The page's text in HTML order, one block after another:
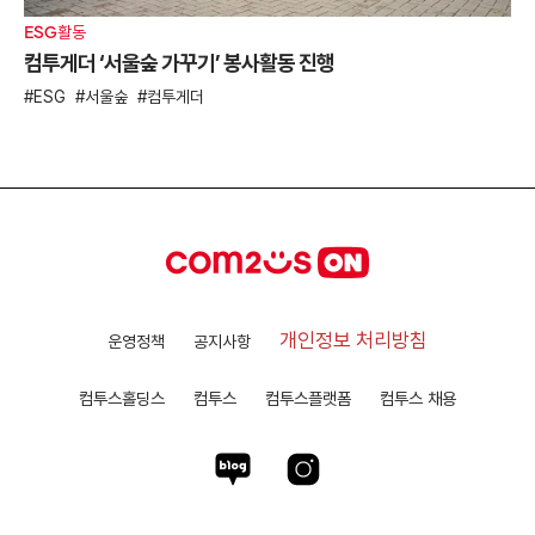
ESG활동
컴투게더 ‘서울숲 가꾸기’ 봉사활동 진행
ESG 서울숲 컴투게더
운영정책 공지사항 개인정보 처리방침
컴투스홀딩스 컴투스 컴투스플랫폼 컴투스 채용